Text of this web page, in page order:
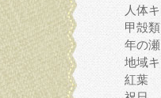
人体
甲殻類
年の瀬
地域
紅葉